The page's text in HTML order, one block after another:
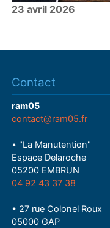
23 avril 2026
Contact
ram05
contact@ram05.fr
• "La Manutention"
Espace Delaroche
05200 EMBRUN
04 92 43 37 38
• 27 rue Colonel Roux
05000 GAP